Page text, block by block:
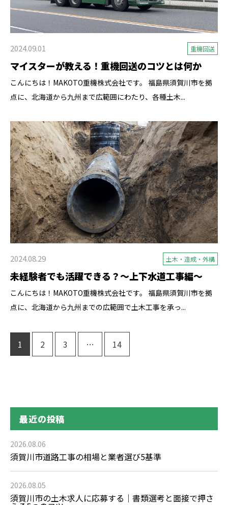
2024.09.01 重機回送
マイスターが教える！重機回送のコツとは何か
こんにちは！MAKOTO重機株式会社です。 福島県須賀川市を拠
点に、北海道から九州まで広範囲にわたり、各種土木...
2024.08.29 土木・造成・外構
未経験者でも活躍できる？～上下水道工事編～
こんにちは！MAKOTO重機株式会社です。 福島県須賀川市を拠
点に、北海道から九州までの広範囲で土木工事を承っ...
1 2 3 … 14
最近の投稿
2026.08.06
須賀川市道路工事の相場と業者選び5基準
2026.08.05
須賀川市の土木求人に応募する｜書類選考と面接で押さ